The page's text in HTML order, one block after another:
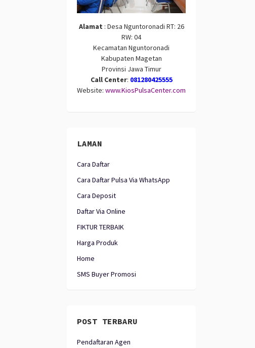
Alamat : Desa Nguntoronadi RT: 26
RW: 04
Kecamatan Nguntoronadi
Kabupaten Magetan
Provinsi Jawa Timur
Call Center: 081280425555
Website: www.KiosPulsaCenter.com
LAMAN
Cara Daftar
Cara Daftar Pulsa Via WhatsApp
Cara Deposit
Daftar Via Online
FIKTUR TERBAIK
Harga Produk
Home
SMS Buyer Promosi
POST TERBARU
Pendaftaran Agen